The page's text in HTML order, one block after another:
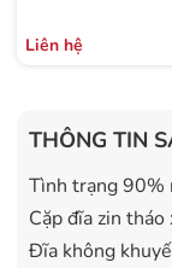
Liên hệ
THÔNG TIN
Tình trạng 90%
Cặp đĩa zin
Đĩa không